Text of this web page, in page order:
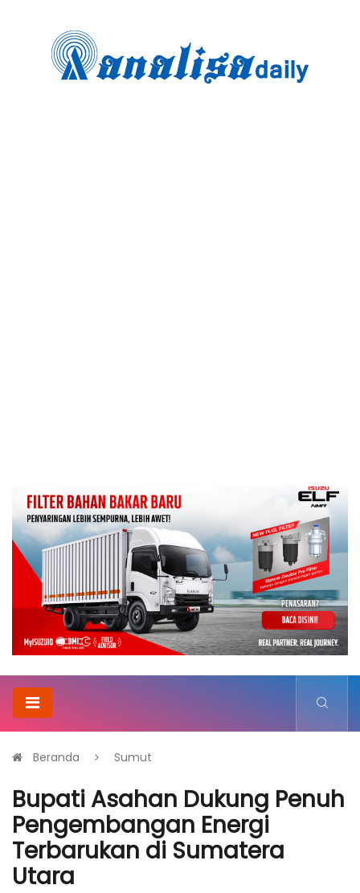
Beranda Sumut
Bupati Asahan Dukung Penuh
Pengembangan Energi
Terbarukan di Sumatera
Utara